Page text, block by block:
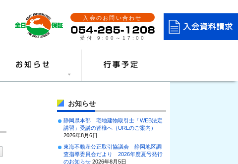
入会のお問い合わせ
受付 9:00～17:00
お知らせ
静岡県本部 宅地建物取引士「WEB法定
講習」受講の皆様へ（URLのご案内）
2026年8月6日
東海不動産公正取引協議会 静岡地区調
査指導委員会だより 2026年度夏号発行
のお知らせ 2026年8月5日